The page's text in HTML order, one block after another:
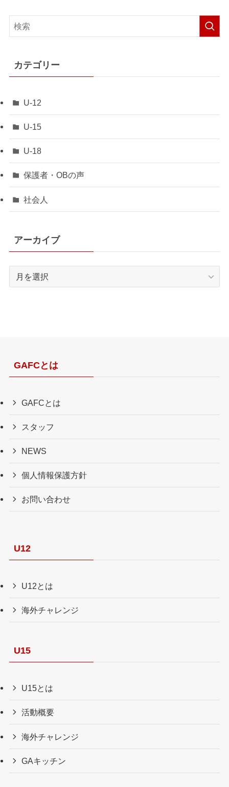
カテゴリー
U-12
U-15
U-18
保護者・OBの声
社会人
アーカイブ
GAFCとは
GAFCとは
スタッフ
NEWS
個人情報保護方針
お問い合わせ
U12
U12とは
海外チャレンジ
U15
U15とは
活動概要
海外チャレンジ
GAキッチン